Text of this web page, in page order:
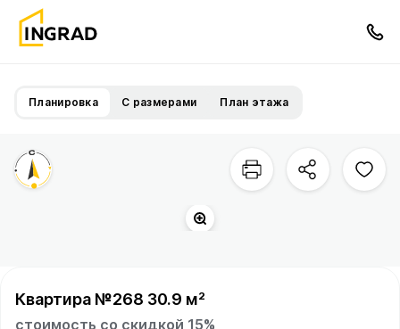
Планировка С размерами План этажа
Квартира №268 30.9 м²
стоимость со скидкой 15%